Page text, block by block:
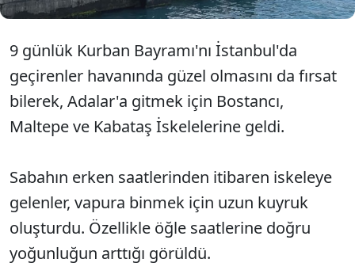
9 günlük Kurban Bayramı'nı İstanbul'da
geçirenler havanında güzel olmasını da fırsat
bilerek, Adalar'a gitmek için Bostancı,
Maltepe ve Kabataş İskelelerine geldi.
Sabahın erken saatlerinden itibaren iskeleye
gelenler, vapura binmek için uzun kuyruk
oluşturdu. Özellikle öğle saatlerine doğru
yoğunluğun arttığı görüldü.